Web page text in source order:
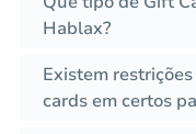
Hablax?
Existem
cards em certos